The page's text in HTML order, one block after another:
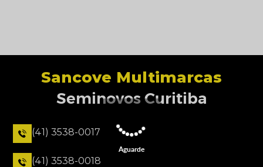
Sancove Multimarcas
Seminovos Curitiba
(41) 3538-0017
(41) 3538-0018
Aguarde